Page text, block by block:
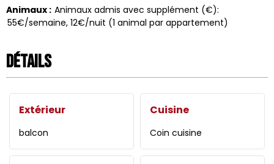
Animaux : Animaux admis avec supplément (€):
55€/semaine, 12€/nuit (1 animal par appartement)
Détails
Extérieur
balcon
Cuisine
Coin cuisine